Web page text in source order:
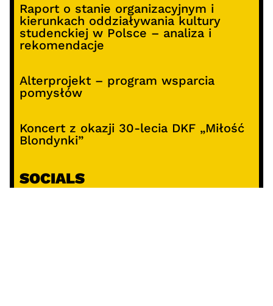
Raport o stanie organizacyjnym i
kierunkach oddziaływania kultury
studenckiej w Polsce – analiza i
rekomendacje
Alterprojekt – program wsparcia
pomysłów
Koncert z okazji 30-lecia DKF „Miłość
Blondynki”
SOCIALS